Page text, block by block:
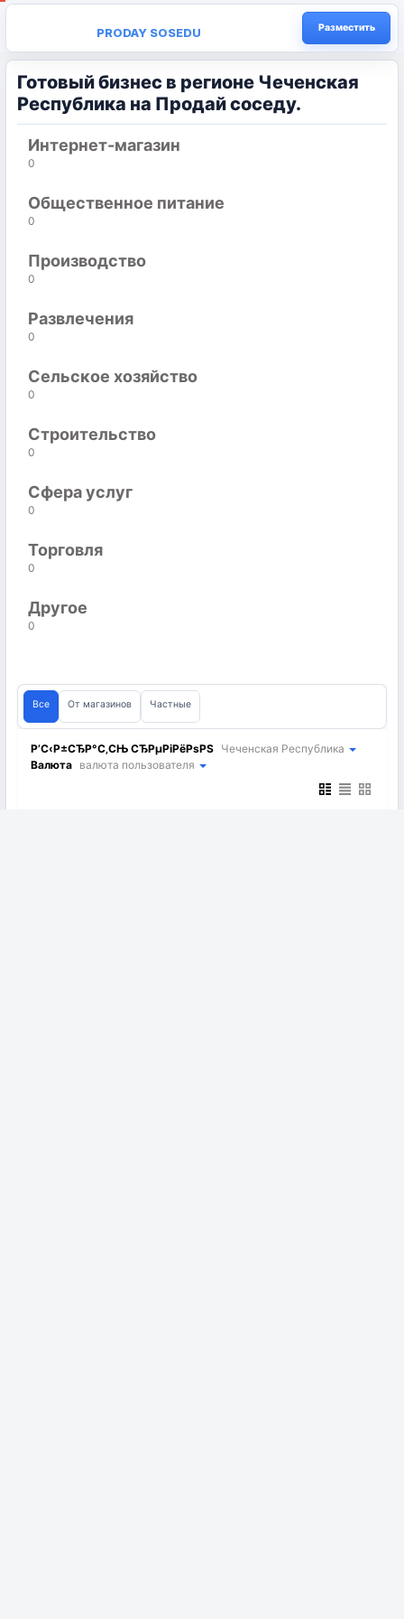
PRODAY SOSEDU Разместить
Готовый бизнес в регионе Чеченская
Республика на Продай соседу.
Интернет-магазин
0
Общественное питание
0
Производство
0
Развлечения
0
Сельское хозяйство
0
Строительство
0
Сфера услуг
0
Торговля
0
Другое
0
Все От магазинов Частные
Р’С‹Р±СЂР°С‚СЊ СЂРµРіРёРѕРЅ Чеченская Республика
Валюта валюта пользователя